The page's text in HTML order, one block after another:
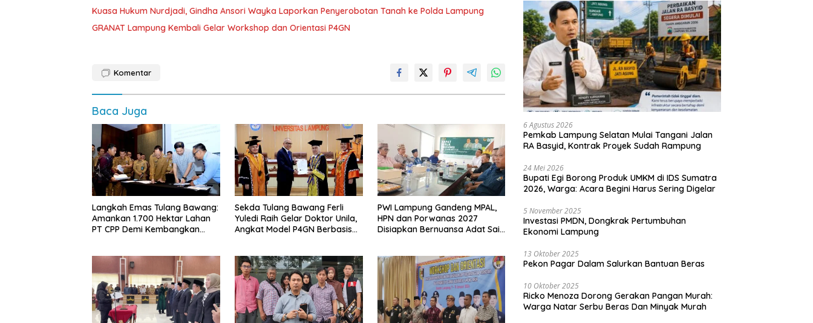
Kuasa Hukum Nurdjadi, Gindha Ansori Wayka Laporkan Penyerobotan Tanah ke Polda Lampung
GRANAT Lampung Kembali Gelar Workshop dan Orientasi P4GN
Komentar
Baca Juga
Langkah Emas Tulang Bawang:
Amankan 1.700 Hektar Lahan
PT CPP Demi Kembangkan
Sekda Tulang Bawang Ferli
Yuledi Raih Gelar Doktor Unila,
Angkat Model P4GN Berbasis
PWI Lampung Gandeng MPAL,
HPN dan Porwanas 2027
Disiapkan Bernuansa Adat Sai
6 Agustus 2026
Pemkab Lampung Selatan Mulai Tangani Jalan
RA Basyid, Kontrak Proyek Sudah Rampung
24 Mei 2026
Bupati Egi Borong Produk UMKM di IDS Sumatra
2026, Warga: Acara Begini Harus Sering Digelar
5 November 2025
Investasi PMDN, Dongkrak Pertumbuhan
Ekonomi Lampung
13 Oktober 2025
Pekon Pagar Dalam Salurkan Bantuan Beras
10 Oktober 2025
Ricko Menoza Dorong Gerakan Pangan Murah:
Warga Natar Serbu Beras Dan Minyak Murah